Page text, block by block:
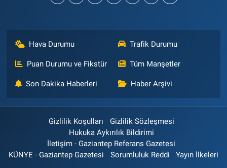
Hava Durumu Trafik Durumu
Puan Durumu ve Fikstür Tüm Manşetler
Son Dakika Haberleri Haber Arşivi
Gizlilik Koşulları
Gizlilik Sözleşmesi
Hukuka Aykırılık Bildirimi
İletişim - Gaziantep Referans Gazetesi
KÜNYE - Gaziantep Gazetesi
Sorumluluk Reddi Yayın İlkeleri